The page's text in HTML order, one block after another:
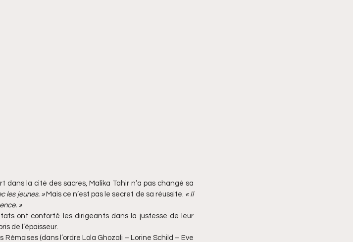
dans la cité des sacres, Malika Tahir n’a pas changé sa
les jeunes. » Mais ce n’est pas le secret de sa réussite. « Il
»
ont conforté les dirigeants dans la justesse de leur
de l’épaisseur.
(dans l’ordre Lola Ghozali – Lorine Schild – Eve